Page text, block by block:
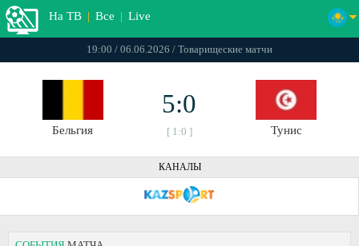
На ТВ | Все | Live
19:00 / 06.06.2026 / Товарищеские матчи
Бельгия
5:0
[ 1:0 ] Тунис
КАНАЛЫ